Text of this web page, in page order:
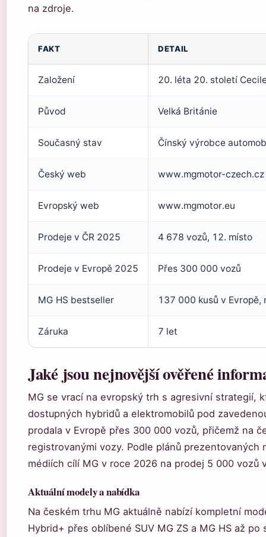
na zdroje.
FAKT DETAIL
Založení 20. léta 20. století
Původ Velká Británie
Současný stav Čínský výrobce
Český web www.mgmotor-czech.cz
Evropský web www.mgmotor.eu
Prodeje v ČR 2025 4 678 vozů, 12. místo
Prodeje v Evropě 2025 Přes 300 000 vozů
MG HS bestseller 137 000 kusů v Evropě,
Záruka 7 let
Jaké jsou nejnovější ověřené
MG se vrací na evropský trh s agresivní strategií,
dostupných hybridů a elektromobilů pod
prodala v Evropě přes 300 000 vozů, přičemž na
registrovanými vozy. Podle plánů prezentovaných
médiích cílí MG v roce 2026 na prodej 5 000 vozů
Aktuální modely a nabídka
Na českém trhu MG aktuálně nabízí kompletní
Hybrid+ přes oblíbené SUV MG ZS a MG HS až